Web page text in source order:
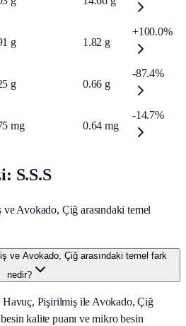
g 1.82 g
+100.0%
g 0.66 g
-87.4%
mg 0.64 mg
-14.7%
S.S.S
Avokado, Çiğ arasındaki temel
ve Avokado, Çiğ arasındaki temel fark
nedir?
Havuç, Pişirilmiş ile Avokado, Çiğ
kalite puanı ve mikro besin